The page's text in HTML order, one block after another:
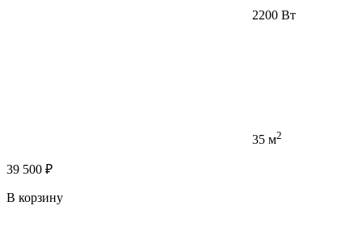
2200 Вт
35 м2
39 500 ₽
В корзину